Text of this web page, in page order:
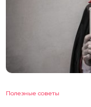
Полезные советы